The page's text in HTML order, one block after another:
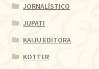
JORNALÍSTICO
JUPATI
KAIJU EDITORA
KOTTER